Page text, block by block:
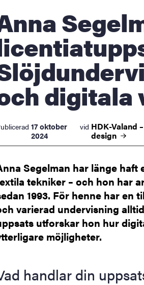
digitala
17 oktober
2024
vid HDK-Valand
design
Segelman har länge
tekniker – och hon har
1993. För henne har en
varierad undervisning
utforskar hon hur
möjligheter.
handlar din